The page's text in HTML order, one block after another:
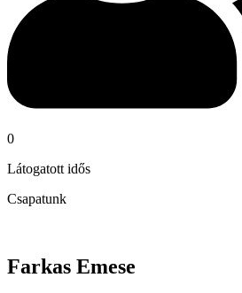
0
Látogatott idős
Csapatunk
Farkas Emese